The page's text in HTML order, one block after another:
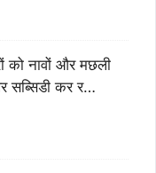
को नावों और मछली
सब्सिडी कर र…